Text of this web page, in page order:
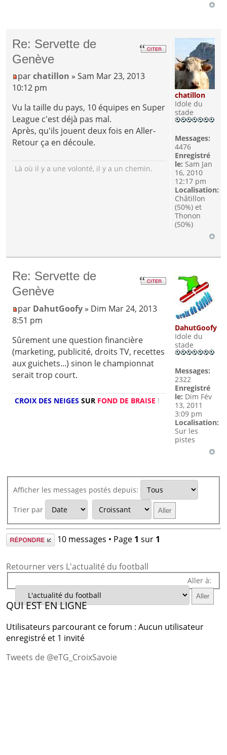
Re: Servette de
Genève
parchatillon » Sam Mar 23, 2013
10:12 pm
Vu la taille du pays, 10 équipes en Super
League c'est déjà pas mal.
Après, qu'ils jouent deux fois en Aller-
Retour ça en découle.
Là où il y a une volonté, il y a un chemin.
chatillon
Idole du
stade
Messages:
4476
Enregistré
le: Sam Jan
16, 2010
12:17 pm
Localisation:
Châtillon
(50%) et
Thonon
(50%)
Re: Servette de
Genève
par DahutGoofy» Dim Mar 24, 2013
8:51 pm
Sûrement une question financière
(marketing, publicité, droits TV, recettes
aux guichets...) sinon le championnat
serait trop court.
CROIX DES NEIGES SUR FOND DE BRAISE !
DahutGoofy
Idole du
stade
Messages:
2322
Enregistré
le: Dim Fév
13, 2011
3:09 pm
Localisation:
Sur les
pistes
Afficher les messages postés depuis:
Trier par
Répondre 10 messages • Page 1 sur 1
Retourner vers L'actualité du football
Aller à:
QUI EST EN LIGNE
Utilisateurs parcourant ce forum : Aucun utilisateur
enregistré et 1 invité
Tweets de @eTG_CroixSavoie